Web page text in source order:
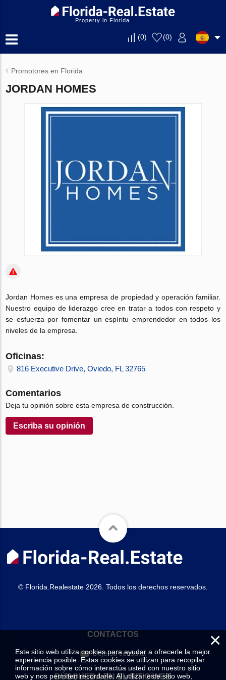
Property in Florida
(0) (0)
Promotores en Florida
JORDAN HOMES
Jordan Homes es una empresa de propiedad y operación familiar.
Nuestro equipo de liderazgo cree en tratar a todos con respeto y
se esfuerza por fomentar un espíritu emprendedor en todos los
niveles de la empresa.
Oficinas:
816 Executive Drive, Oviedo, FL 32765
Comentarios
Deja tu opinión sobre esta empresa de construcción.
Escriba su opinión
© Florida.Realestate 2026. Todos los derechos reservados.
CONTACTOS
Deje su consulta
BÚSQUEDA EN EL SITIO WEB
×
Este sitio web utiliza cookies para ayudar a ofrecerle la mejor
experiencia posible. Estas cookies se utilizan para recopilar
información sobre cómo interactúa usted con nuestro sitio
web y nos permiten recordarle. Al utilizar este sitio web,